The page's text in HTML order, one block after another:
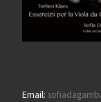
Email: